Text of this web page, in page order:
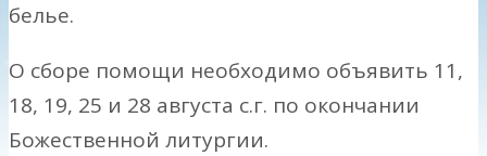
белье.
О сборе помощи необходимо объявить 11,
18, 19, 25 и 28 августа с.г. по окончании
Божественной литургии.